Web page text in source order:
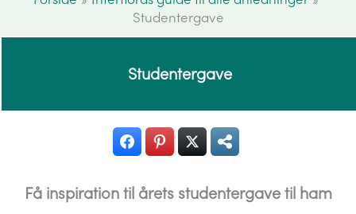
Studentergave
Studentergave
Få inspiration til årets studentergave til ham